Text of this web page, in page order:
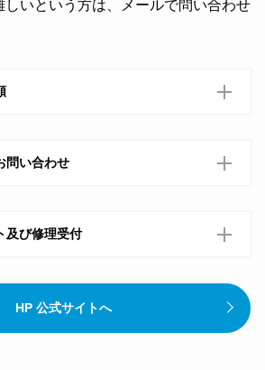
しいという方は、メールで問い合わせ
問い合わせ
及び修理受付
HP 公式サイトへ